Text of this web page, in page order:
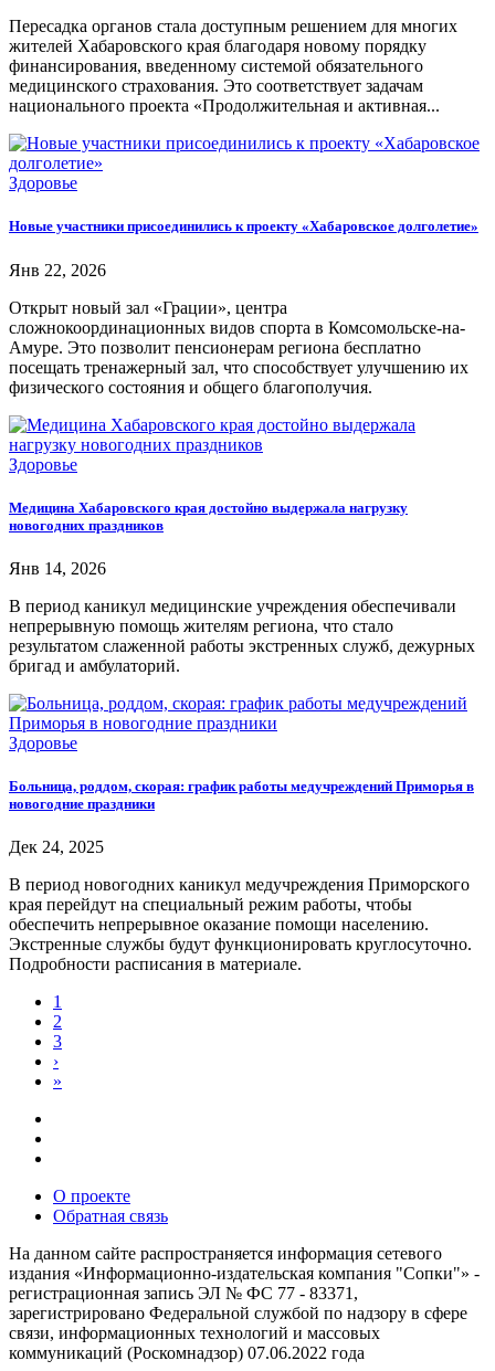
Пересадка органов стала доступным решением для многих
жителей Хабаровского края благодаря новому порядку
финансирования, введенному системой обязательного
медицинского страхования. Это соответствует задачам
национального проекта «Продолжительная и активная...
Здоровье
Новые участники присоединились к проекту «Хабаровское долголетие»
Янв 22, 2026
Открыт новый зал «Грации», центра
сложнокоординационных видов спорта в Комсомольске-на-
Амуре. Это позволит пенсионерам региона бесплатно
посещать тренажерный зал, что способствует улучшению их
физического состояния и общего благополучия.
Здоровье
Медицина Хабаровского края достойно выдержала нагрузку
новогодних праздников
Янв 14, 2026
В период каникул медицинские учреждения обеспечивали
непрерывную помощь жителям региона, что стало
результатом слаженной работы экстренных служб, дежурных
бригад и амбулаторий.
Здоровье
Больница, роддом, скорая: график работы медучреждений Приморья в
новогодние праздники
Дек 24, 2025
В период новогодних каникул медучреждения Приморского
края перейдут на специальный режим работы, чтобы
обеспечить непрерывное оказание помощи населению.
Экстренные службы будут функционировать круглосуточно.
Подробности расписания в материале.
1
2
3
›
»
О проекте
Обратная связь
На данном сайте распространяется информация сетевого
издания «Информационно-издательская компания "Сопки"» -
регистрационная запись ЭЛ № ФС 77 - 83371,
зарегистрировано Федеральной службой по надзору в сфере
связи, информационных технологий и массовых
коммуникаций (Роскомнадзор) 07.06.2022 года